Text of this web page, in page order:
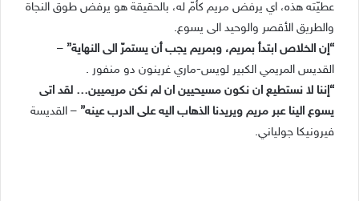
عطيّته هذه، اي يرفض مريم كأمّ له، بالحقيقة هو يرفض طوق النجاة
والطريق الأقصر والوحيد الى يسوع.
“إن الخلاص ابتدأ بمريم، وبمريم يجب أن يستمرّ الى النهاية” –
القديس المريمي الكبير لويس-ماري غرينون دو منفور .
“إننا لا نستطيع ان نكون مسيحيين ان لم نكن مريميين… لقد اتى
يسوع الينا عبر مريم ويريدنا الذهاب اليه على الدرب عينه” – القديسة
فيرونيكا جولياني.